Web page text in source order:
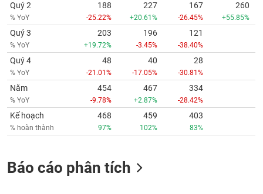
Quý 2
% YoY
188
-25.22%
227
+20.61%
167
-26.45%
260
+55.85%
Quý 3
% YoY
203
+19.72%
196
-3.45%
121
-38.40%
Quý 4
% YoY
48
-21.01%
40
-17.05%
28
-30.81%
Năm
% YoY
454
-9.78%
467
+2.87%
334
-28.42%
Kế hoạch
% hoàn thành
468
97%
459
102%
403
83%
Báo cáo phân tích